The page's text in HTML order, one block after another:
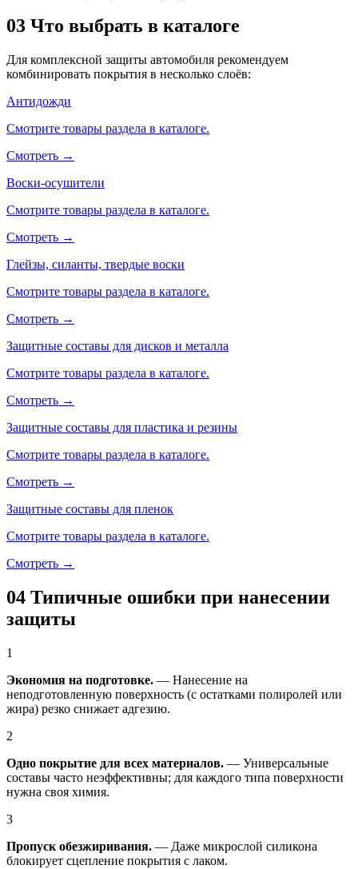
03 Что выбрать в каталоге
Для комплексной защиты автомобиля рекомендуем
комбинировать покрытия в несколько слоёв:
Антидожди
Смотрите товары раздела в каталоге.
Смотреть →
Воски-осушители
Смотрите товары раздела в каталоге.
Смотреть →
Глейзы, силанты, твердые воски
Смотрите товары раздела в каталоге.
Смотреть →
Защитные составы для дисков и металла
Смотрите товары раздела в каталоге.
Смотреть →
Защитные составы для пластика и резины
Смотрите товары раздела в каталоге.
Смотреть →
Защитные составы для пленок
Смотрите товары раздела в каталоге.
Смотреть →
04 Типичные ошибки при нанесении
защиты
1
Экономия на подготовке. — Нанесение на
неподготовленную поверхность (с остатками полиролей или
жира) резко снижает адгезию.
2
Одно покрытие для всех материалов. — Универсальные
составы часто неэффективны; для каждого типа поверхности
нужна своя химия.
3
Пропуск обезжиривания. — Даже микрослой силикона
блокирует сцепление покрытия с лаком.